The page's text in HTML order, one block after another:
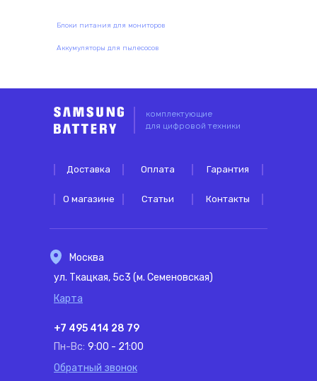
Блоки питания для мониторов
Аккумуляторы для пылесосов
комплектующие
для цифровой техники
Доставка Оплата Гарантия
О магазине Статьи Контакты
Москва
ул. Ткацкая, 5с3 (м. Семеновская)
Карта
+7 495 414 28 79
Пн-Вс: 9:00 - 21:00
Обратный звонок